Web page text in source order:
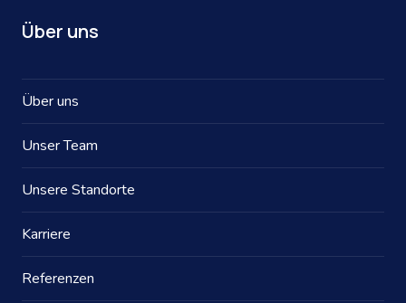
Über uns
Über uns
Unser Team
Unsere Standorte
Karriere
Referenzen